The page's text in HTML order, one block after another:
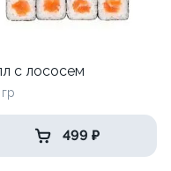
с лососем
499 ₽